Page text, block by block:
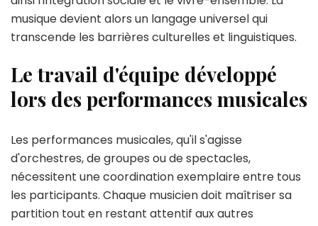
musique devient alors un langage universel qui
transcende les barrières culturelles et linguistiques.
Le travail d'équipe développé
lors des performances musicales
Les performances musicales, qu'il s'agisse
d'orchestres, de groupes ou de spectacles,
nécessitent une coordination exemplaire entre tous
les participants. Chaque musicien doit maîtriser sa
partition tout en restant attentif aux autres